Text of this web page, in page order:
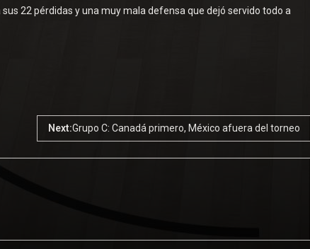
22 pérdidas y una muy mala defensa que dejó servido todo a
Next:Grupo C: Canadá primero, México afuera del torneo